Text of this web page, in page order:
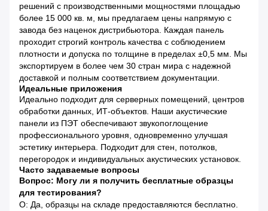
решений с производственными мощностями площадью
более 15 000 кв. м, мы предлагаем цены напрямую с
завода без наценок дистрибьютора. Каждая панель
проходит строгий контроль качества с соблюдением
плотности и допуска по толщине в пределах ±0,5 мм. Мы
экспортируем в более чем 30 стран мира с надежной
доставкой и полным соответствием документации.
Идеальные приложения
Идеально подходит для серверных помещений, центров
обработки данных, ИТ-объектов. Наши акустические
панели из ПЭТ обеспечивают звукопоглощение
профессионального уровня, одновременно улучшая
эстетику интерьера. Подходит для стен, потолков,
перегородок и индивидуальных акустических установок.
Часто задаваемые вопросы
Вопрос: Могу ли я получить бесплатные образцы
для тестирования?
О: Да, образцы на складе предоставляются бесплатно.